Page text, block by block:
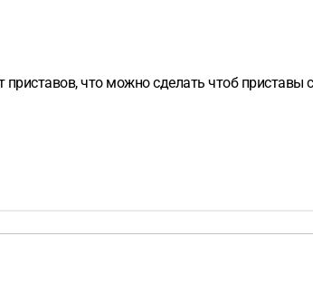
что можно сделать чтоб приставы